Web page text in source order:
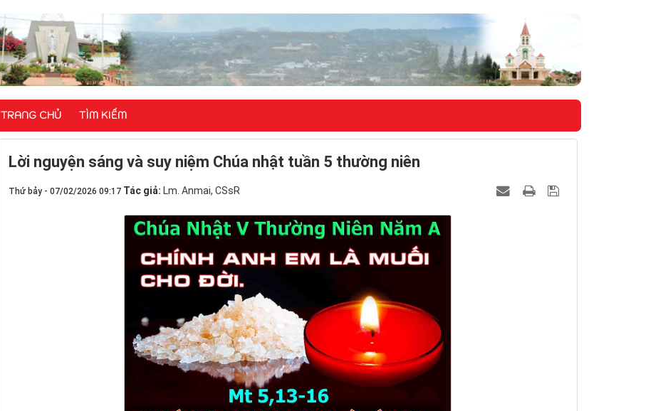
TRANG CHỦ TÌM KIẾM
Lời nguyện sáng và suy niệm Chúa nhật tuần 5 thường niên
Thứ bảy - 07/02/2026 09:17 Tác giả: Lm. Anmai, CSsR